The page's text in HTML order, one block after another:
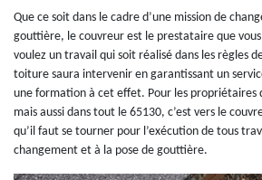
Que ce soit dans le cadre d’une mission de
gouttière, le couvreur est le prestataire que
voulez un travail qui soit réalisé dans les règles
toiture saura intervenir en garantissant un
une formation à cet effet. Pour les propriétaires
mais aussi dans tout le 65130, c’est vers le
qu’il faut se tourner pour l’exécution de tous
changement et à la pose de gouttière.